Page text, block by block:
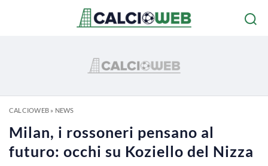
CALCIOWEB» NEWS
Milan, i rossoneri pensano al
futuro: occhi su Koziello del Nizza